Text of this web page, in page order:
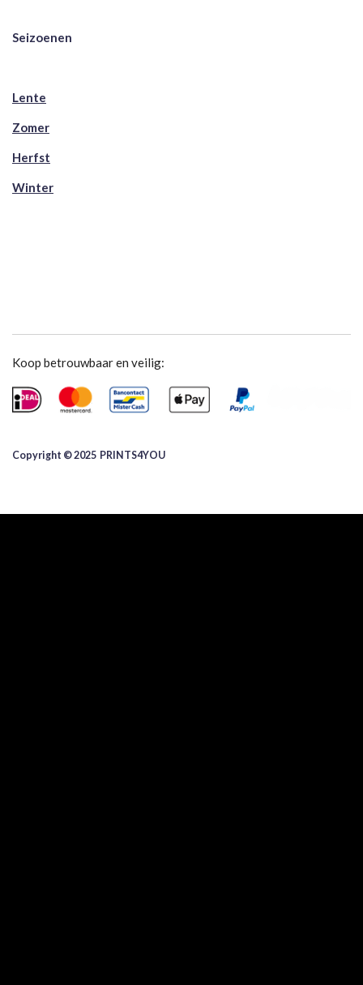
Seizoenen
Lente
Zomer
Herfst
Winter
Koop betrouwbaar en veilig:
Copyright © 2025 ​PRINTS4YOU